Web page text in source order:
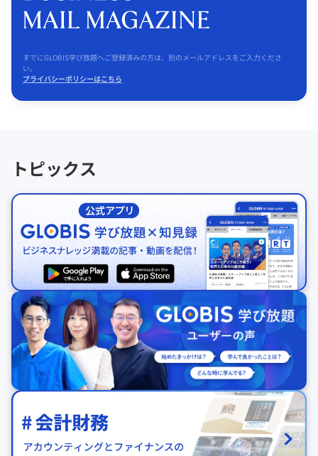
すでにGLOBIS学び放題へご登録済みの方は、別のメールアドレスをご入力くださ
い。
プライバシーポリシーはこちら
トピックス